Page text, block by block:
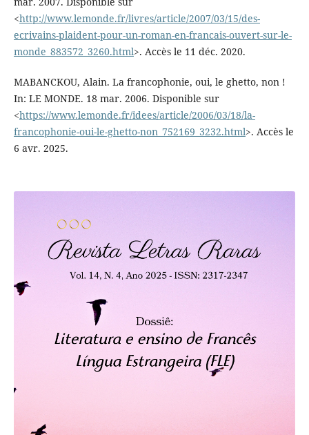
<http://www.lemonde.fr/livres/article/2007/03/15/des-
ecrivains-plaident-pour-un-roman-en-francais-ouvert-sur-le-
monde_883572_3260.html>. Accès le 11 déc. 2020.
MABANCKOU, Alain. La francophonie, oui, le ghetto, non !
In: LE MONDE. 18 mar. 2006. Disponible sur
<https://www.lemonde.fr/idees/article/2006/03/18/la-
francophonie-oui-le-ghetto-non_752169_3232.html>. Accès le
6 avr. 2025.